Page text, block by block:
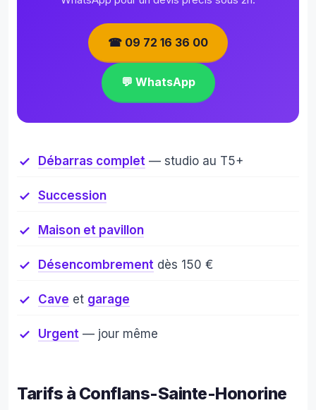
☎ 09 72 16 36 00
💬 WhatsApp
Débarras complet — studio au T5+
Succession
Maison et pavillon
Désencombrement dès 150 €
Cave et garage
Urgent — jour même
Tarifs à Conflans-Sainte-Honorine